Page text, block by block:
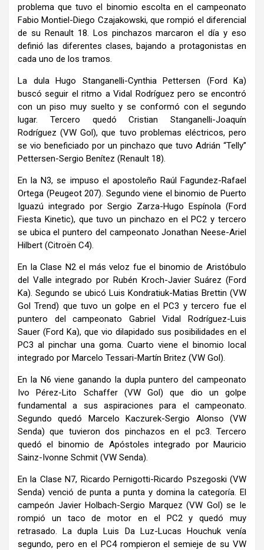
problema que tuvo el binomio escolta en el campeonato
Fabio Montiel-Diego Czajakowski, que rompió el diferencial
de su Renault 18. Los pinchazos marcaron el día y eso
definió las diferentes clases, bajando a protagonistas en
cada uno de los tramos.
La dula Hugo Stanganelli-Cynthia Pettersen (Ford Ka)
buscó seguir el ritmo a Vidal Rodríguez pero se encontró
con un piso muy suelto y se conformó con el segundo
lugar. Tercero quedó Cristian Stanganelli-Joaquín
Rodríguez (VW Gol), que tuvo problemas eléctricos, pero
se vio beneficiado por un pinchazo que tuvo Adrián “Telly”
Pettersen-Sergio Benítez (Renault 18).
En la N3, se impuso el apostoleño Raúl Fagundez-Rafael
Ortega (Peugeot 207). Segundo viene el binomio de Puerto
Iguazú integrado por Sergio Zarza-Hugo Espínola (Ford
Fiesta Kinetic), que tuvo un pinchazo en el PC2 y tercero
se ubica el puntero del campeonato Jonathan Neese-Ariel
Hilbert (Citroën C4).
En la Clase N2 el más veloz fue el binomio de Aristóbulo
del Valle integrado por Rubén Kroch-Javier Suárez (Ford
Ka). Segundo se ubicó Luis Kondratiuk-Matias Brettin (VW
Gol Trend) que tuvo un golpe en el PC3 y tercero fue el
puntero del campeonato Gabriel Vidal Rodríguez-Luis
Sauer (Ford Ka), que vio dilapidado sus posibilidades en el
PC3 al pinchar una goma. Cuarto viene el binomio local
integrado por Marcelo Tessari-Martín Britez (VW Gol).
En la N6 viene ganando la dupla puntero del campeonato
Ivo Pérez-Lito Schaffer (VW Gol) que dio un golpe
fundamental a sus aspiraciones para el campeonato.
Segundo quedó Marcelo Kaczurek-Sergio Alonso (VW
Senda) que tuvieron dos pinchazos en el pc3. Tercero
quedó el binomio de Apóstoles integrado por Mauricio
Sainz-Ivonne Schmit (VW Senda).
En la Clase N7, Ricardo Pernigotti-Ricardo Pszegoski (VW
Senda) venció de punta a punta y domina la categoría. El
campeón Javier Holbach-Sergio Marquez (VW Gol) se le
rompió un taco de motor en el PC2 y quedó muy
retrasado. La dupla Luis Da Luz-Lucas Houchuk venía
segundo, pero en el PC4 rompieron el semieje de su VW